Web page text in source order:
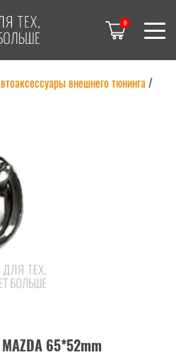
0
внешнего тюнинга/
65*52mm